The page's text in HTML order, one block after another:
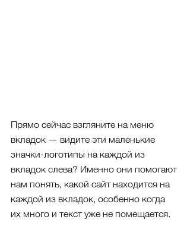
Прямо сейчас взгляните на меню
вкладок — видите эти маленькие
значки-логотипы на каждой из
вкладок слева? Именно они помогают
нам понять, какой сайт находится на
каждой из вкладок, особенно когда
их много и текст уже не помещается.